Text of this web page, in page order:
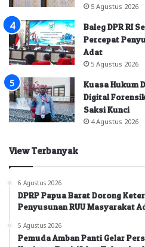
5 Agustus 2026
Baleg DPR RI
Percepat
Adat
5 Agustus 2026
Kuasa Hukum
Digital
Saksi Kunci
4 Agustus 2026
View Terbanyak
6 Agustus 2026
DPRP Papua Barat Dorong
Penyusunan RUU Masyarakat
5 Agustus 2026
Pemuda Amban Panti Gelar